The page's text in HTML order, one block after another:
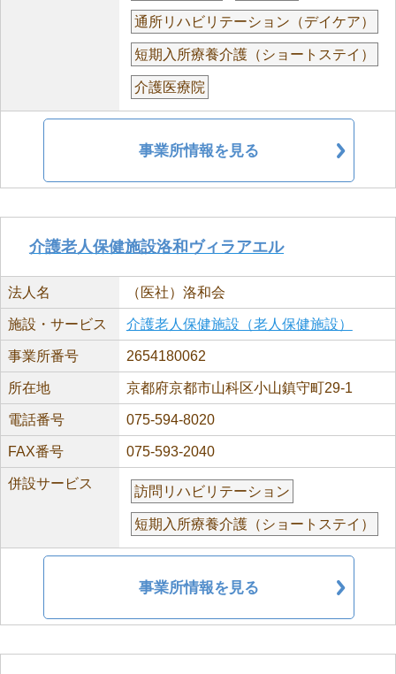
通所リハビリテーション（デイケア）
短期入所療養介護（ショートステイ）
介護医療院
事業所情報を見る
介護老人保健施設洛和ヴィラアエル
法人名 （医社）洛和会
施設・サービス 介護老人保健施設（老人保健施設）
事業所番号 2654180062
所在地 京都府京都市山科区小山鎮守町29-1
電話番号 075-594-8020
FAX番号 075-593-2040
併設サービス
訪問リハビリテーション
短期入所療養介護（ショートステイ）
事業所情報を見る